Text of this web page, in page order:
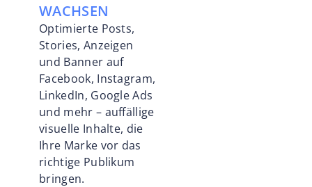
WACHSEN
Optimierte Posts,
Stories, Anzeigen
und Banner auf
Facebook, Instagram,
LinkedIn, Google Ads
und mehr – auffällige
visuelle Inhalte, die
Ihre Marke vor das
richtige Publikum
bringen.